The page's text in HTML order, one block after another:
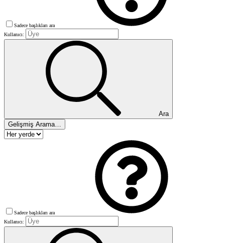
Sadece başlıkları ara
Kullanıcı:
Ara
Gelişmiş Arama…
Sadece başlıkları ara
Kullanıcı: